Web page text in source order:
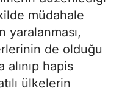
müdahale
yaralanması,
de olduğu
hapis
ülkelerin